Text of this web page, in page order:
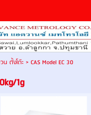
น ตั้งโต๊ะ> CAS Model EC 30
1g